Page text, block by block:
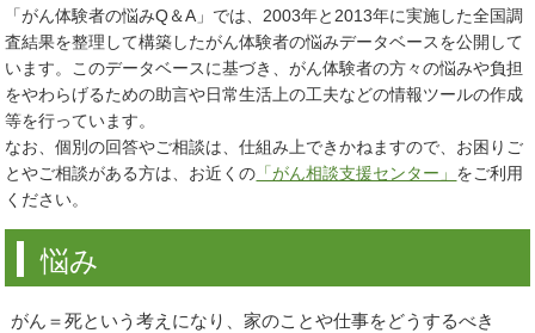
「がん体験者の悩みQ＆A」では、2003年と2013年に実施した全国調
査結果を整理して構築したがん体験者の悩みデータベースを公開して
います。このデータベースに基づき、がん体験者の方々の悩みや負担
をやわらげるための助言や日常生活上の工夫などの情報ツールの作成
等を行っています。
なお、個別の回答やご相談は、仕組み上できかねますので、お困りご
とやご相談がある方は、お近くの 「がん相談支援センター」 をご利用
ください。
悩み
がん＝死という考えになり、家のことや仕事をどうするべき